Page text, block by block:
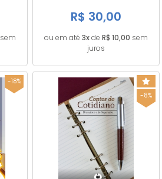
sem
R$ 30,00
ou em até 3xde R$ 10,00 sem
juros
-18%
-8%